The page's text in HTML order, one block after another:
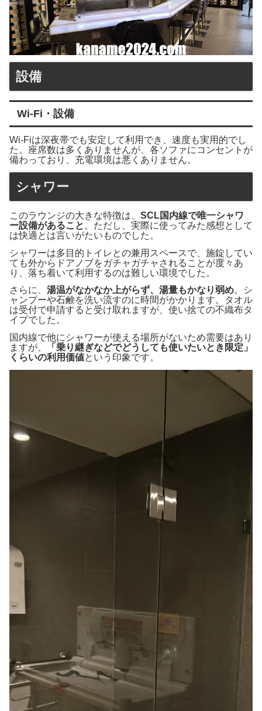
設備
Wi-Fi・設備
Wi-Fiは深夜帯でも安定して利用でき、速度も実用的でし
た。座席数は多くありませんが、各ソファにコンセントが
備わっており、充電環境は悪くありません。
シャワー
このラウンジの大きな特徴は、 SCL国内線で唯一シャワ
ー設備があること 。ただし、実際に使ってみた感想として
は快適とは言いがたいものでした。
シャワーは多目的トイレとの兼用スペースで、施錠してい
ても外からドアノブをガチャガチャされることが度々あ
り、落ち着いて利用するのは難しい環境でした。
さらに、 湯温がなかなか上がらず、湯量もかなり弱め。シ
ャンプーや石鹸を洗い流すのに時間がかかります。タオル
は受付で申請すると受け取れますが、使い捨ての不織布タ
イプでした。
国内線で他にシャワーが使える場所がないため需要はあり
ますが、
「乗り継ぎなどでどうしても使いたいとき限定」
くらいの利用価値という印象です。